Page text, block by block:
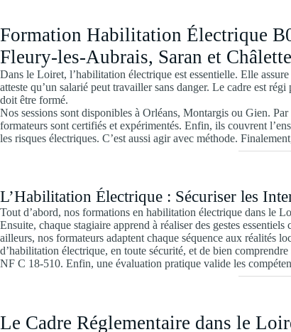
Formation Habilitation Électrique
Fleury-les-Aubrais, Saran et
Dans le Loiret, l’habilitation électrique est essentielle. Elle
atteste qu’un salarié peut travailler sans danger. Le cadre est
doit être formé.
Nos sessions sont disponibles à Orléans, Montargis ou Gien.
formateurs sont certifiés et expérimentés. Enfin, ils couvrent
les risques électriques. C’est aussi agir avec méthode.
L’Habilitation Électrique : Sécuriser les
Tout d’abord, nos formations en habilitation électrique dans le
Ensuite, chaque stagiaire apprend à réaliser des gestes
ailleurs, nos formateurs adaptent chaque séquence aux réalités
d’habilitation électrique, en toute sécurité, et de bien
NF C 18-510. Enfin, une évaluation pratique valide les
Le Cadre Réglementaire dans le